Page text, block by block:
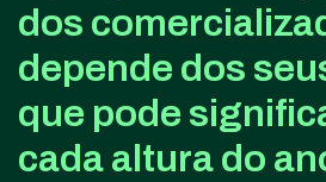
dos
depende dos
que pode
cada altura do